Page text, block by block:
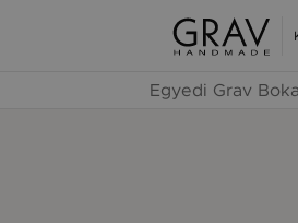
Egyedi Grav